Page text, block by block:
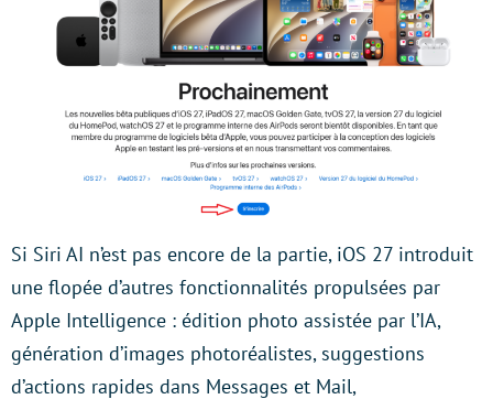
Si Siri AI n’est pas encore de la partie, iOS 27 introduit
une flopée d’autres fonctionnalités propulsées par
Apple Intelligence : édition photo assistée par l’IA,
génération d’images photoréalistes, suggestions
d’actions rapides dans Messages et Mail,